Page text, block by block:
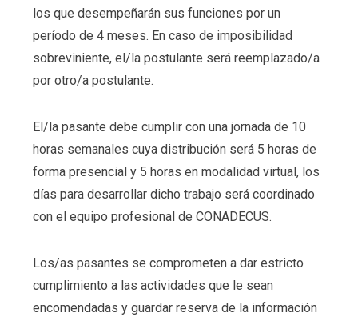
los que desempeñarán sus funciones por un
período de 4 meses. En caso de imposibilidad
sobreviniente, el/la postulante será reemplazado/a
por otro/a postulante.
El/la pasante debe cumplir con una jornada de 10
horas semanales cuya distribución será 5 horas de
forma presencial y 5 horas en modalidad virtual, los
días para desarrollar dicho trabajo será coordinado
con el equipo profesional de CONADECUS.
Los/as pasantes se comprometen a dar estricto
cumplimiento a las actividades que le sean
encomendadas y guardar reserva de la información